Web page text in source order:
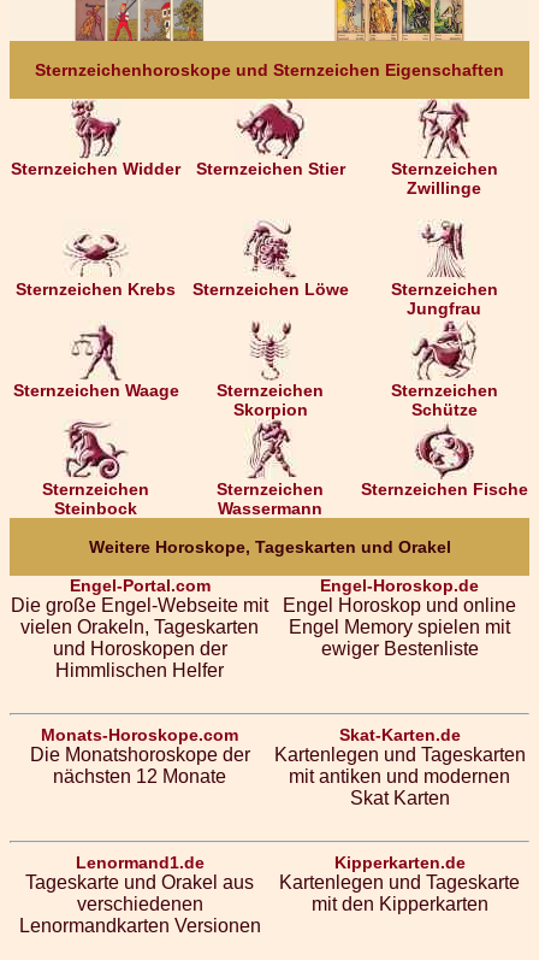
Sternzeichenhoroskope und Sternzeichen Eigenschaften
Sternzeichen Widder Sternzeichen Stier
Sternzeichen
Zwillinge
Sternzeichen Krebs Sternzeichen Löwe
Sternzeichen
Jungfrau
Sternzeichen Waage
Sternzeichen
Skorpion
Sternzeichen
Schütze
Sternzeichen
Steinbock
Sternzeichen
Wassermann
Sternzeichen Fische
Weitere Horoskope, Tageskarten und Orakel
Engel-Portal.com
Die große Engel-Webseite mit
vielen Orakeln, Tageskarten
und Horoskopen der
Himmlischen Helfer
Engel-Horoskop.de
Engel Horoskop und online
Engel Memory spielen mit
ewiger Bestenliste
Monats-Horoskope.com
Die Monatshoroskope der
nächsten 12 Monate
Skat-Karten.de
Kartenlegen und Tageskarten
mit antiken und modernen
Skat Karten
Lenormand1.de
Tageskarte und Orakel aus
verschiedenen
Lenormandkarten Versionen
Kipperkarten.de
Kartenlegen und Tageskarte
mit den Kipperkarten